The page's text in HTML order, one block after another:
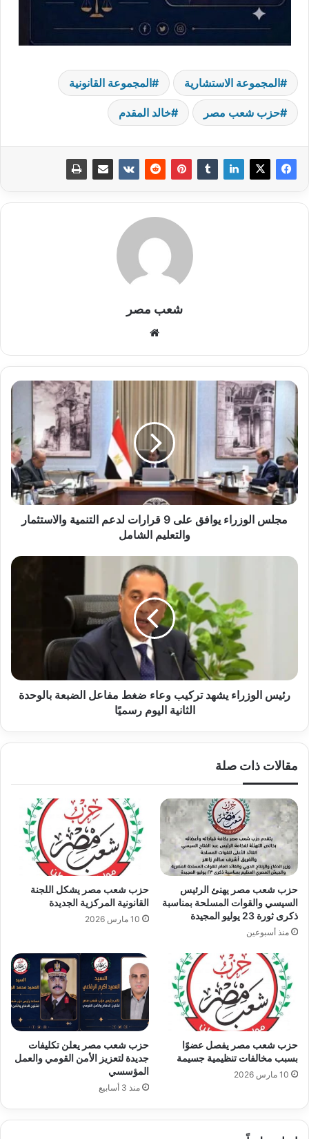
المجموعة الاستشارية المجموعة القانونية
حزب شعب مصر خالد المقدم
شعب مصر
مجلس
الوزراء
على
9
قرارات
لدعم
التنمية
والاستثمار
والتعليم
مجلس الوزراء يوافق على 9 قرارات لدعم التنمية والاستثمار
والتعليم الشامل
رئيس
بالوحدة
الثانية
رئيس الوزراء يشهد تركيب وعاء ضغط مفاعل الضبعة بالوحدة
الثانية اليوم رسميًا
مقالات ذات صلة
حزب شعب مصر يهنئ الرئيس
السيسي والقوات المسلحة بمناسبة
ذكرى ثورة 23 يوليو المجيدة
منذ أسبوعين
حزب شعب مصر يشكل اللجنة
القانونية المركزية الجديدة
10 مارس 2026
حزب شعب مصر يفصل عضوًا
بسبب مخالفات تنظيمية جسيمة
10 مارس 2026
حزب شعب مصر يعلن تكليفات
جديدة لتعزيز الأمن القومي والعمل
المؤسسي
منذ 3 أسابيع